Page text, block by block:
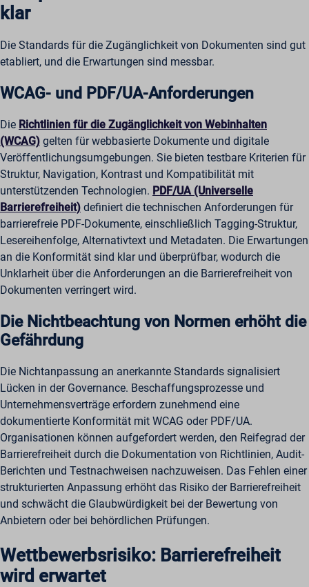
klar
Die Standards für die Zugänglichkeit von Dokumenten sind gut
etabliert, und die Erwartungen sind messbar.
WCAG- und PDF/UA-Anforderungen
Die Richtlinien für die Zugänglichkeit von Webinhalten
(WCAG) gelten für webbasierte Dokumente und digitale
Veröffentlichungsumgebungen. Sie bieten testbare Kriterien für
Struktur, Navigation, Kontrast und Kompatibilität mit
unterstützenden Technologien. PDF/UA (Universelle
Barrierefreiheit) definiert die technischen Anforderungen für
barrierefreie PDF-Dokumente, einschließlich Tagging-Struktur,
Lesereihenfolge, Alternativtext und Metadaten. Die Erwartungen
an die Konformität sind klar und überprüfbar, wodurch die
Unklarheit über die Anforderungen an die Barrierefreiheit von
Dokumenten verringert wird.
Die Nichtbeachtung von Normen erhöht die
Gefährdung
Die Nichtanpassung an anerkannte Standards signalisiert
Lücken in der Governance. Beschaffungsprozesse und
Unternehmensverträge erfordern zunehmend eine
dokumentierte Konformität mit WCAG oder PDF/UA.
Organisationen können aufgefordert werden, den Reifegrad der
Barrierefreiheit durch die Dokumentation von Richtlinien, Audit-
Berichten und Testnachweisen nachzuweisen. Das Fehlen einer
strukturierten Anpassung erhöht das Risiko der Barrierefreiheit
und schwächt die Glaubwürdigkeit bei der Bewertung von
Anbietern oder bei behördlichen Prüfungen.
Wettbewerbsrisiko: Barrierefreiheit
wird erwartet